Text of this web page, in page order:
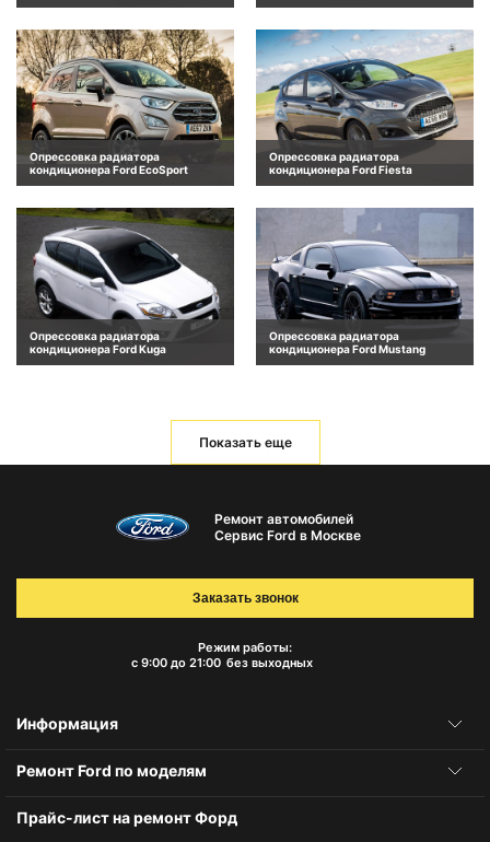
Опрессовка радиатора
кондиционера Ford EcoSport
Опрессовка радиатора
кондиционера Ford Fiesta
Опрессовка радиатора
кондиционера Ford Kuga
Опрессовка радиатора
кондиционера Ford Mustang
Показать еще
Ремонт автомобилей
Сервис Ford в Москве
Режим работы:
с 9:00 до 21:00 без выходных
Заказать звонок
Информация
Ремонт Ford по моделям
Прайс-лист на ремонт Форд